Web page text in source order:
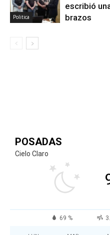
Politica
escribió
brazos
POSADAS
Cielo Claro
69 %